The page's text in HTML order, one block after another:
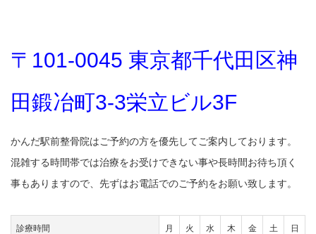
〒101-0045 東京都千代田区神
田鍛冶町3-3栄立ビル3F
かんだ駅前整骨院はご予約の方を優先してご案内しております。
混雑する時間帯では治療をお受けできない事や長時間お待ち頂く
事もありますので、先ずはお電話でのご予約をお願い致します。
診療時間 月 火 水 木 金 土 日